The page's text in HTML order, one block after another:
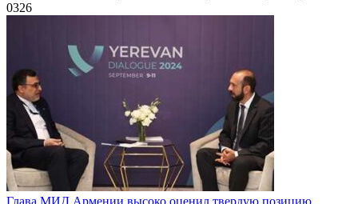
0326
Глава МИД Армении высоко оценил твердую позицию